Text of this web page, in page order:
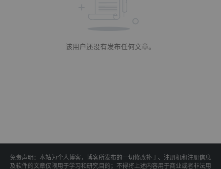
该用户还没有发布任何文章。
免责声明：本站为个人博客，博客所发布的一切修改补丁、注册机和注册信息
及软件的文章仅限用于学习和研究目的；不得将上述内容用于商业或者非法用